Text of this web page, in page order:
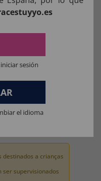
NOSSOS
100% LÁTEX.
completa: 100% PVC.
destinados a crianças
ser supervisionados
sesión
el idioma